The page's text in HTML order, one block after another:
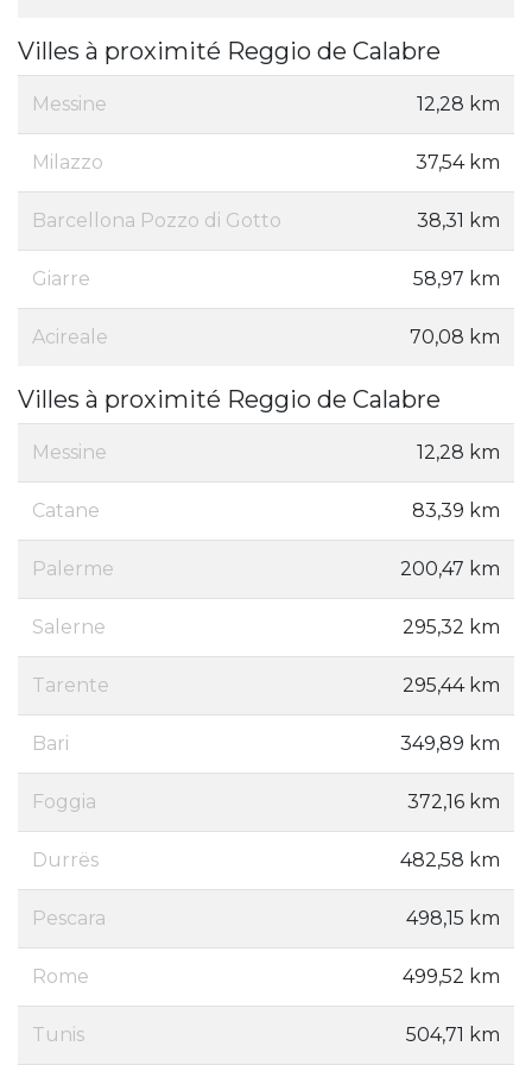
Villes à proximité Reggio de Calabre
Messine 12,28 km
Milazzo 37,54 km
Barcellona Pozzo di Gotto 38,31 km
Giarre 58,97 km
Acireale 70,08 km
Villes à proximité Reggio de Calabre
Messine 12,28 km
Catane 83,39 km
Palerme 200,47 km
Salerne 295,32 km
Tarente 295,44 km
Bari 349,89 km
Foggia 372,16 km
Durrës 482,58 km
Pescara 498,15 km
Rome 499,52 km
Tunis 504,71 km